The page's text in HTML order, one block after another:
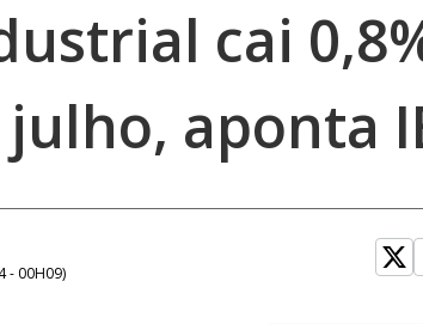
cai
aponta
- 00H09)